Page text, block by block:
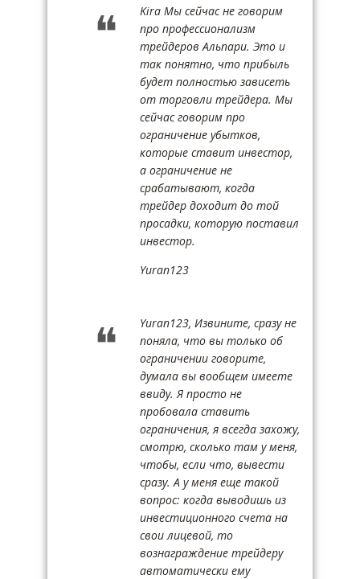
Kira Мы сейчас не говорим
про профессионализм
трейдеров Альпари. Это и
так понятно, что прибыль
будет полностью зависеть
от торговли трейдера. Мы
сейчас говорим про
ограничение убытков,
которые ставит инвестор,
а ограничение не
срабатывают, когда
трейдер доходит до той
просадки, которую поставил
инвестор.
Yuran123
Yuran123, Извините, сразу не
поняла, что вы только об
ограничении говорите,
думала вы вообщем имеете
ввиду. Я просто не
пробовала ставить
ограничения, я всегда захожу,
смотрю, сколько там у меня,
чтобы, если что, вывести
сразу. А у меня еще такой
вопрос: когда выводишь из
инвестиционного счета на
свои лицевой, то
вознаграждение трейдеру
автоматически ему